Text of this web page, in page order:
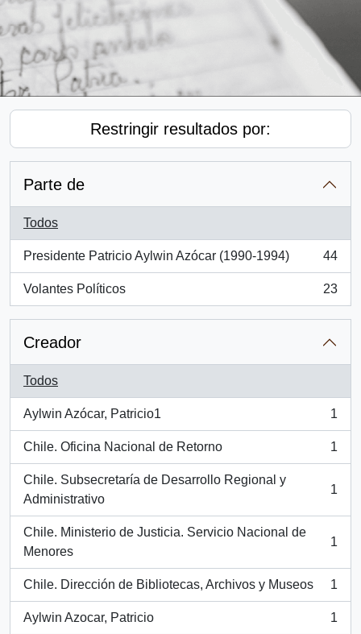
Restringir resultados por:
Parte de
Todos
Presidente Patricio Aylwin Azócar (1990-1994)
, 44 resultados
44
Volantes Políticos
, 23 resultados
23
Creador
Todos
Aylwin Azócar, Patricio1
, 1 resultados
1
Chile. Oficina Nacional de Retorno
, 1 resultados
1
Chile. Subsecretaría de Desarrollo Regional y
Administrativo
, 1 resultados
1
Chile. Ministerio de Justicia. Servicio Nacional de
Menores
, 1 resultados
1
Chile. Dirección de Bibliotecas, Archivos y Museos
, 1 resultados
1
Aylwin Azocar, Patricio
, 1 resultados
1